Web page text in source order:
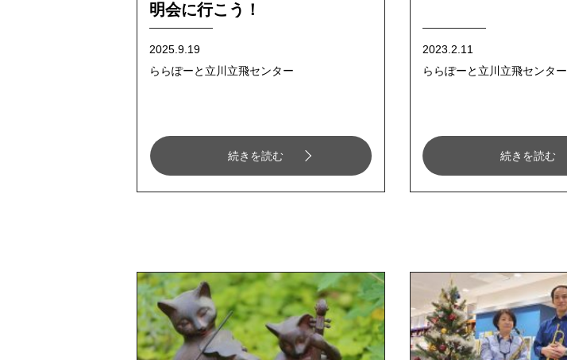
明会に行こう！
2025.9.19
ららぽーと立川立飛センター
続きを読む
2023.2.11
ららぽーと立川立飛センター
続きを読む